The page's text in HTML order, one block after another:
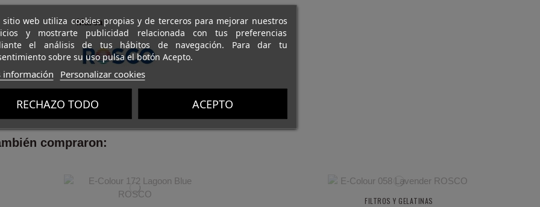
Marca
compraron:
FILTROS Y GELATINAS
sitio web utiliza cookies propias y de terceros para mejorar nuestros
y mostrarte publicidad relacionada con tus preferencias
el análisis de tus hábitos de navegación. Para dar tu
sobre su uso pulsa el botón Acepto.
información Personalizar cookies
RECHAZO TODO ACEPTO